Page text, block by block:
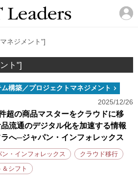
ネジメント"]
ト"]
ム構築／プロジェクトマネジメント
2025/12/26
超の商品マスターをクラウドに移
流通のデジタル化を加速する情報
へ─ジャパン・インフォレックス
ン・インフォレックス クラウド移行
＆シフト